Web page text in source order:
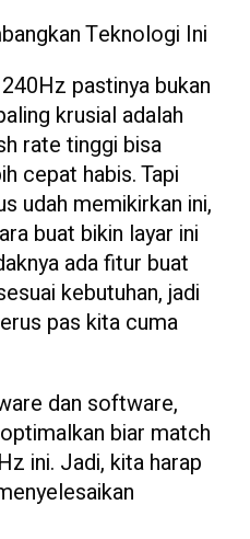
Teknologi Ini
pastinya bukan
krusial adalah
rate tinggi bisa
cepat habis. Tapi
udah memikirkan ini,
buat bikin layar ini
ada fitur buat
kebutuhan, jadi
pas kita cuma
dan software,
biar match
ini. Jadi, kita harap